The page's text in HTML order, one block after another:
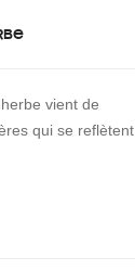
vient de
qui se reflètent